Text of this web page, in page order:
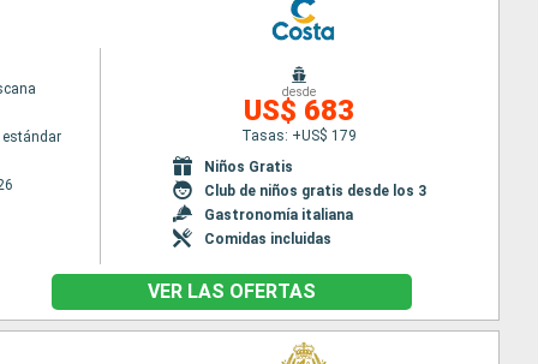
desde
US$ 683
Tasas: +US$ 179
Niños Gratis
Club de niños gratis desde los 3
Gastronomía italiana
Comidas incluidas
VER LAS OFERTAS